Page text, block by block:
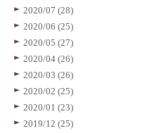
2020/07 (28)
2020/06 (25)
2020/05 (27)
2020/04 (26)
2020/03 (26)
2020/02 (25)
2020/01 (23)
2019/12 (25)